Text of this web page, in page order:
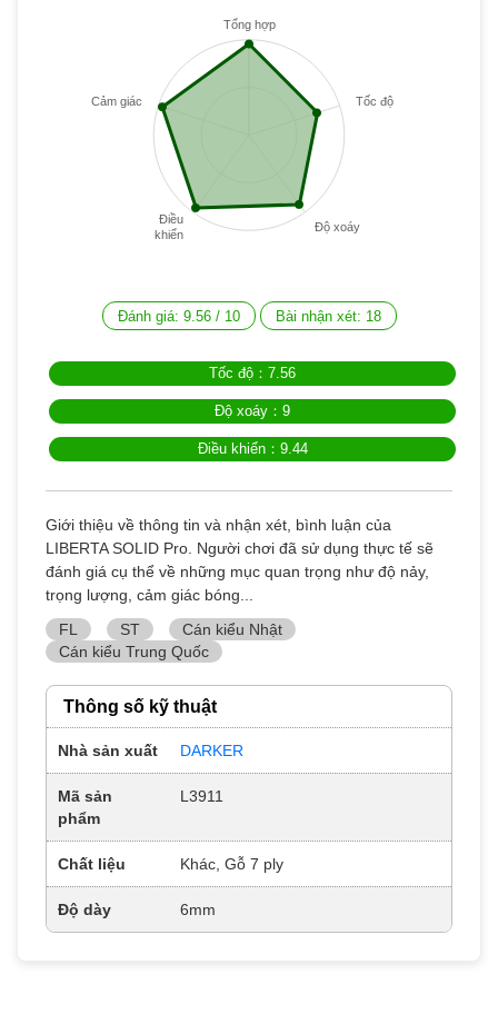
Tổng hợp
Tốc độ
Độ xoáy
Điều
khiển
Cảm giác
Đánh giá: 9.56/ 10 Bài nhận xét: 18
Tốc độ：7.56
Độ xoáy：9
Điều khiển：9.44
Giới thiệu về thông tin và nhận xét, bình luận của
LIBERTA SOLID Pro. Người chơi đã sử dụng thực tế sẽ
đánh giá cụ thể về những mục quan trọng như độ nảy,
trọng lượng, cảm giác bóng...
FL
ST
Cán kiểu Nhật
Cán kiểu Trung Quốc
Thông số kỹ thuật
Nhà sản xuất DARKER
Mã sản
phẩm
L3911
Chất liệu Khác, Gỗ 7 ply
Độ dày 6mm